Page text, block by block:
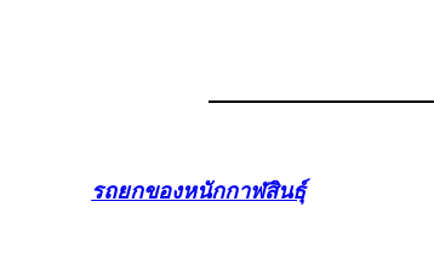
รถยกของหนักกาฬสินธุ์